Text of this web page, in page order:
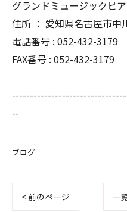
グランドミュージックピ
住所 ： 愛知県名古屋市中
電話番号 : 052-432-3179
FAX番号 : 052-432-3179
--
ブログ
< 前のページ 一